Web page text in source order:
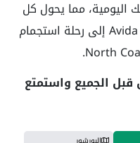
اليومية، مما يحول كل
لحظة تقضيها داخل Avida Siva Village إلى رحلة استجمام
قبل الجميع واستمتع
البورشور